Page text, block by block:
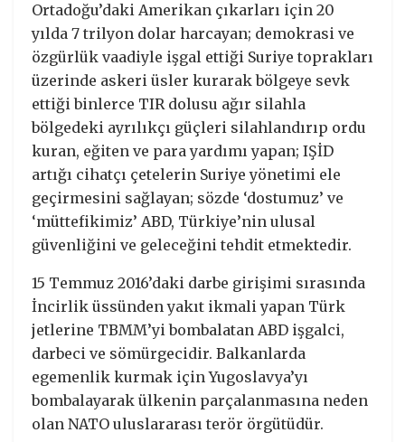
Ortadoğu’daki Amerikan çıkarları için 20
yılda 7 trilyon dolar harcayan; demokrasi ve
özgürlük vaadiyle işgal ettiği Suriye toprakları
üzerinde askeri üsler kurarak bölgeye sevk
ettiği binlerce TIR dolusu ağır silahla
bölgedeki ayrılıkçı güçleri silahlandırıp ordu
kuran, eğiten ve para yardımı yapan; IŞİD
artığı cihatçı çetelerin Suriye yönetimi ele
geçirmesini sağlayan; sözde ‘dostumuz’ ve
‘müttefikimiz’ ABD, Türkiye’nin ulusal
güvenliğini ve geleceğini tehdit etmektedir.
15 Temmuz 2016’daki darbe girişimi sırasında
İncirlik üssünden yakıt ikmali yapan Türk
jetlerine TBMM’yi bombalatan ABD işgalci,
darbeci ve sömürgecidir. Balkanlarda
egemenlik kurmak için Yugoslavya’yı
bombalayarak ülkenin parçalanmasına neden
olan NATO uluslararası terör örgütüdür.